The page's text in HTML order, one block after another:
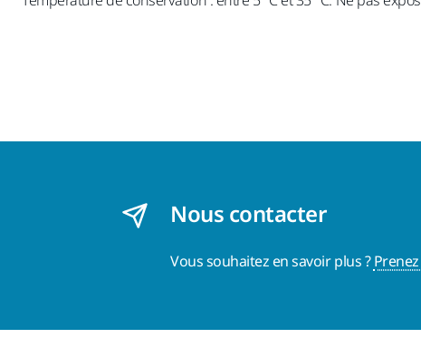
Nous contacter
Vous souhaitez en savoir plus ?